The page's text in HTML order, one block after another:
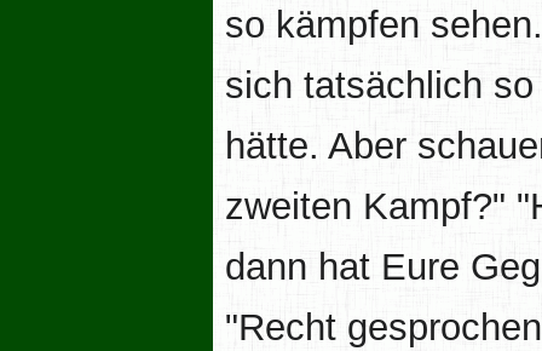
so kämpfen
sich tatsächlich
hätte. Aber
zweiten Kampf?"
dann hat Eure
"Recht